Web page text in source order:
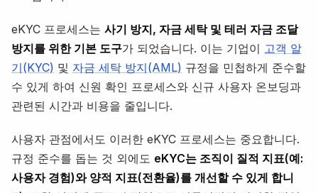
eKYC 프로세스는 사기 방지, 자금 세탁 및 테러 자금 조달
방지를 위한 기본 도구가 되었습니다. 이는 기업이 고객 알
기(KYC) 및 자금 세탁 방지(AML) 규정을 민첩하게 준수할
수 있게 하여 신원 확인 프로세스와 신규 사용자 온보딩과
관련된 시간과 비용을 줄입니다.
사용자 관점에서도 이러한 eKYC 프로세스는 중요합니다.
규정 준수를 돕는 것 외에도 eKYC는 조직이 질적 지표(예:
사용자 경험)와 양적 지표(전환율)를 개선할 수 있게 합니